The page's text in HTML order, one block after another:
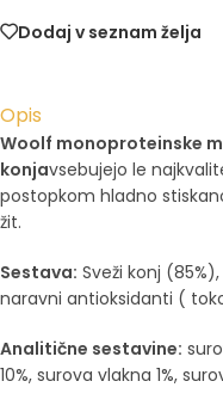
Dodaj v seznam želja
Opis
Woolf monoproteinske
konjavsebujejo le
postopkom hladno
žit.
Sestava: Sveži konj
naravni antioksidanti (
Analitične sestavine:
10%, surova vlakna 1%,